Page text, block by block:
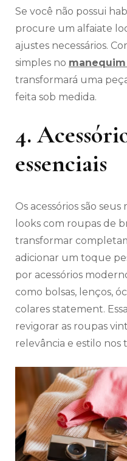
Se você não possui
procure um alfaiate
ajustes necessários.
simples no
transformará uma
feita sob medida.
4.
essenciais
Os acessórios são
looks com roupas de
transformar
adicionar um toque
por acessórios
como bolsas, lenços,
colares statement.
revigorar as roupas
relevância e estilo nos